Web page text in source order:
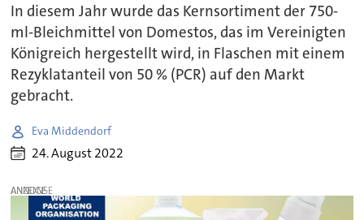
In diesem Jahr wurde das Kernsortiment der 750-
ml-Bleichmittel von Domestos, das im Vereinigten
Königreich hergestellt wird, in Flaschen mit einem
Rezyklatanteil von 50 % (PCR) auf den Markt
gebracht.
Eva Middendorf
24. August 2022
ANZEIGE